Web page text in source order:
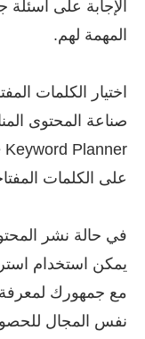
الإجابة على
المهمة لهم.
اختيار الكلمات
صناعة المحتوى
على الكلمات
في حالة نشر
يمكن استخدام
مع جمهورك لمعرفة
نفس المجال